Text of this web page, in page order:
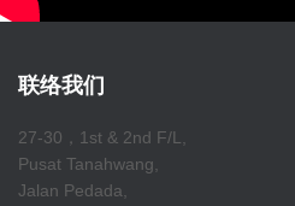
联络我们
27-30，1st & 2nd F/L,
Pusat Tanahwang,
Jalan Pedada,